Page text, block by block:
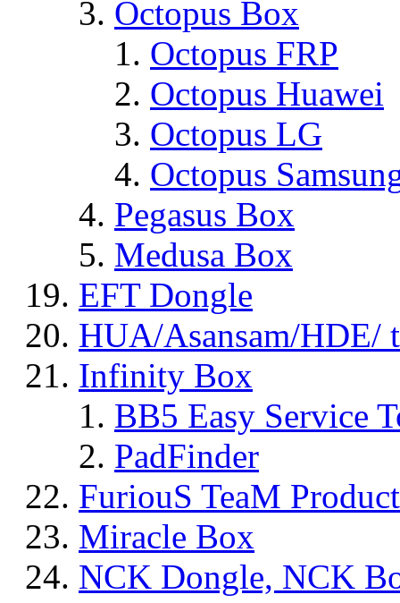
Octopus Box
Octopus FRP
Octopus Huawei
Octopus LG
Octopus
Pegasus Box
Medusa Box
EFT Dongle
HUA/Asansam/HDE/
Infinity Box
BB5 Easy Service
PadFinder
FuriouS TeaM
Miracle Box
NCK Dongle, NCK